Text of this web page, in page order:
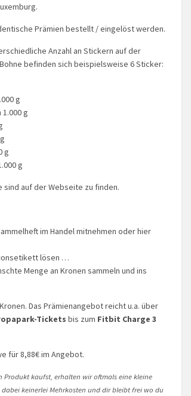
Prämien bestellt / eingelöst werden.
Anzahl an Stickern auf der
befinden sich beispielsweise 6 Sticker:
g
g
g
g
auf der Webseite zu finden.
im Handel mitnehmen oder hier
lösen …
Menge an Kronen sammeln und ins
Das Prämienangebot reicht u.a. über
Tickets bis zum Fitbit Charge 3
für 8,88€ im Angebot.
Produkt kaufst, erhalten wir oftmals eine kleine
keinerlei Mehrkosten und dir bleibt frei wo du